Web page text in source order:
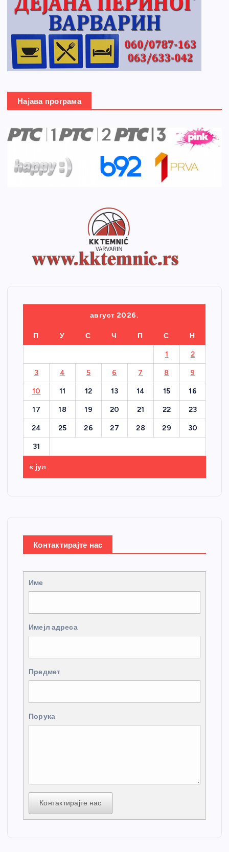
Најава програма
август 2026.
П У С Ч П С Н
1 2
3 4 5 6 7 8 9
10 11 12 13 14 15 16
17 18 19 20 21 22 23
24 25 26 27 28 29 30
31
« јул
Контактирајте нас
Име
Имејл адреса
Предмет
Порука
Контактирајте нас